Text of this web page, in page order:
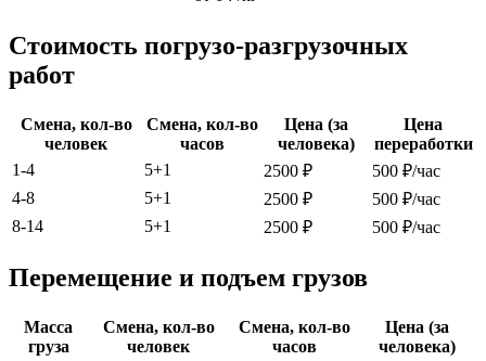
Стоимость погрузо-разгрузочных
работ
Смена, кол-во
человек
Смена, кол-во
часов
Цена (за
человека)
Цена
переработки
1-4
5+1 2500 ₽
500 ₽/час
4-8
5+1 2500 ₽
500 ₽/час
8-14
5+1 2500 ₽ 500 ₽/час
Перемещение и подъем грузов
Масса
груза
Смена, кол-во
человек
Смена, кол-во
часов
Цена (за
человека)